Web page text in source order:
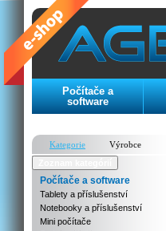
Počítače a
software
Kategorie
Výrobce
Počítače a software
Tablety a příslušenství
Notebooky a příslušenství
Mini počítače